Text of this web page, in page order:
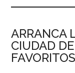
ARRANCA
CIUDAD